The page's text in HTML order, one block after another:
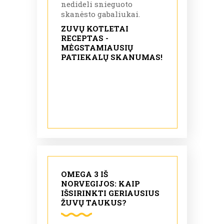
nedideli snieguoto
skanėsto gabaliukai.
ZUVŲ KOTLETAI
RECEPTAS -
MĖGSTAMIAUSIŲ
PATIEKALŲ SKANUMAS!
OMEGA 3 IŠ
NORVEGIJOS: KAIP
IŠSIRINKTI GERIAUSIUS
ŽUVŲ TAUKUS?